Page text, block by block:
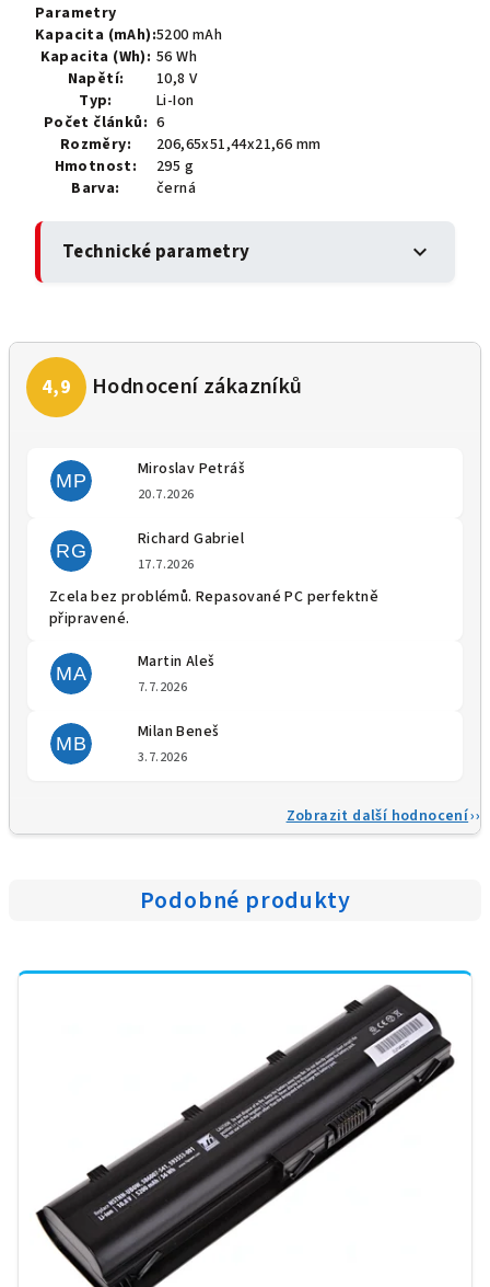
Parametry
Kapacita (mAh):5200 mAh
Kapacita (Wh): 56 Wh
Napětí:
10,8 V
Typ:
Li-Ion
Počet článků: 6
Rozměry:
206,65x51,44x21,66 mm
Hmotnost:
295 g
Barva:
černá
Technické parametry expand_more
MP
Miroslav Petráš
20.7.2026
RG
Richard Gabriel
17.7.2026
Zcela bez problémů. Repasované PC perfektně
připravené.
MA
Martin Aleš
7.7.2026
MB
Milan Beneš
3.7.2026
Zobrazit další hodnocení
Podobné produkty